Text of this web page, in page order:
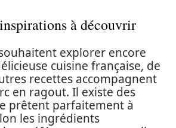
à découvrir
explorer encore
cuisine française, de
recettes accompagnent
en ragout. Il existe des
prêtent parfaitement à
les ingrédients